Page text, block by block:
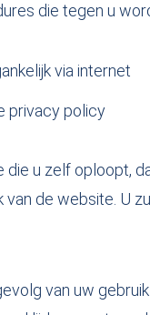
die tegen u
via internet
privacy policy
u zelf oploopt,
de website. U
van uw